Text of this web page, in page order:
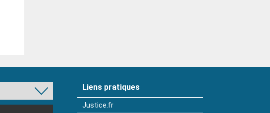
Liens pratiques
Justice.fr